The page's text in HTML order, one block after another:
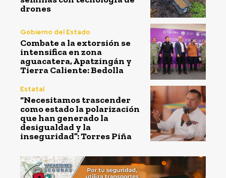
drones
Gobierno del Estado
Combate a la extorsión se
intensifica en zona
aguacatera, Apatzingán y
Tierra Caliente: Bedolla
Estatal
“Necesitamos trascender
como estado la polarización
que han generado la
desigualdad y la
inseguridad”: Torres Piña